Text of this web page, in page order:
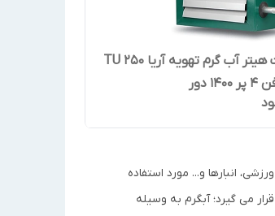
یونیت هیتر آب گرم تهویه آریا TU 250
انبار‌ها و... مورد استفاده
می گیرد؛ آبگرم به وسیله